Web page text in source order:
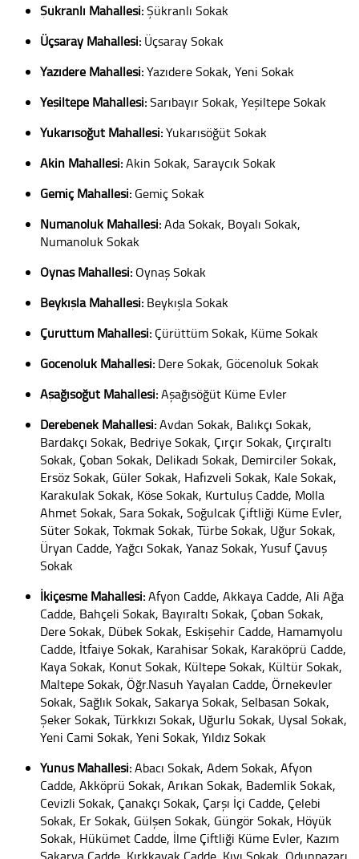
Şükranlı Mahallesi:Şükranlı Sokak
Üçsaray Mahallesi: Üçsaray Sokak
Yazıdere Mahallesi:Yazıdere Sokak, Yeni Sokak
Yeşiltepe Mahallesi:Sarıbayır Sokak, Yeşiltepe Sokak
Yukarısöğüt Mahallesi:Yukarısöğüt Sokak
Akin Mahallesi:Akin Sokak, Saraycık Sokak
Gemiç Mahallesi: Gemiç Sokak
Numanoluk Mahallesi:Ada Sokak, Boyalı Sokak,
Numanoluk Sokak
Oynaş Mahallesi: Oynaş Sokak
Beykışla Mahallesi: Beykışla Sokak
Çürüttüm Mahallesi: Çürüttüm Sokak, Küme Sokak
Göcenoluk Mahallesi: Dere Sokak, Göcenoluk Sokak
Aşağısöğüt Mahallesi:Aşağısöğüt Küme Evler
Derebenek Mahallesi:Avdan Sokak, Balıkçı Sokak,
Bardakçı Sokak, Bedriye Sokak, Çırçır Sokak, Çırçıraltı
Sokak, Çoban Sokak, Delikadı Sokak, Demirciler Sokak,
Ersöz Sokak, Güler Sokak, Hafızveli Sokak, Kale Sokak,
Karakulak Sokak, Köse Sokak, Kurtuluş Cadde, Molla
Ahmet Sokak, Sara Sokak, Soğulcak Çiftliği Küme Evler,
Süter Sokak, Tokmak Sokak, Türbe Sokak, Uğur Sokak,
Üryan Cadde, Yağcı Sokak, Yanaz Sokak, Yusuf Çavuş
Sokak
İkiçeşme Mahallesi:Afyon Cadde, Akkaya Cadde, Ali Ağa
Cadde, Bahçeli Sokak, Bayıraltı Sokak, Çoban Sokak,
Dere Sokak, Dübek Sokak, Eskişehir Cadde, Hamamyolu
Cadde, İtfaiye Sokak, Karahisar Sokak, Karaköprü Cadde,
Kaya Sokak, Konut Sokak, Kültepe Sokak, Kültür Sokak,
Maltepe Sokak, Öğr.Nasuh Yayalan Cadde, Örnekevler
Sokak, Sağlık Sokak, Sakarya Sokak, Selbasan Sokak,
Şeker Sokak, Türkkızı Sokak, Uğurlu Sokak, Uysal Sokak,
Yeni Cami Sokak, Yeni Sokak, Yıldız Sokak
Yunus Mahallesi:Abacı Sokak, Adem Sokak, Afyon
Cadde, Akköprü Sokak, Arıkan Sokak, Bademlik Sokak,
Cevizli Sokak, Çanakçı Sokak, Çarşı İçi Cadde, Çelebi
Sokak, Er Sokak, Gülşen Sokak, Güngör Sokak, Höyük
Sokak, Hükümet Cadde, İlme Çiftliği Küme Evler, Kazım